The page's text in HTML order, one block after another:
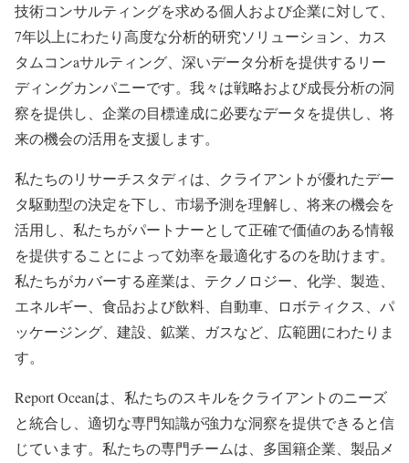
技術コンサルティングを求める個人および企業に対して、
7年以上にわたり高度な分析的研究ソリューション、カス
タムコンaサルティング、深いデータ分析を提供するリー
ディングカンパニーです。我々は戦略および成長分析の洞
察を提供し、企業の目標達成に必要なデータを提供し、将
来の機会の活用を支援します。
私たちのリサーチスタディは、クライアントが優れたデー
タ駆動型の決定を下し、市場予測を理解し、将来の機会を
活用し、私たちがパートナーとして正確で価値のある情報
を提供することによって効率を最適化するのを助けます。
私たちがカバーする産業は、テクノロジー、化学、製造、
エネルギー、食品および飲料、自動車、ロボティクス、パ
ッケージング、建設、鉱業、ガスなど、広範囲にわたりま
す。
Report Oceanは、私たちのスキルをクライアントのニーズ
と統合し、適切な専門知識が強力な洞察を提供できると信
じています。私たちの専門チームは、多国籍企業、製品メ